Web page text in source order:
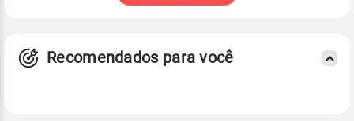
Recomendados para você